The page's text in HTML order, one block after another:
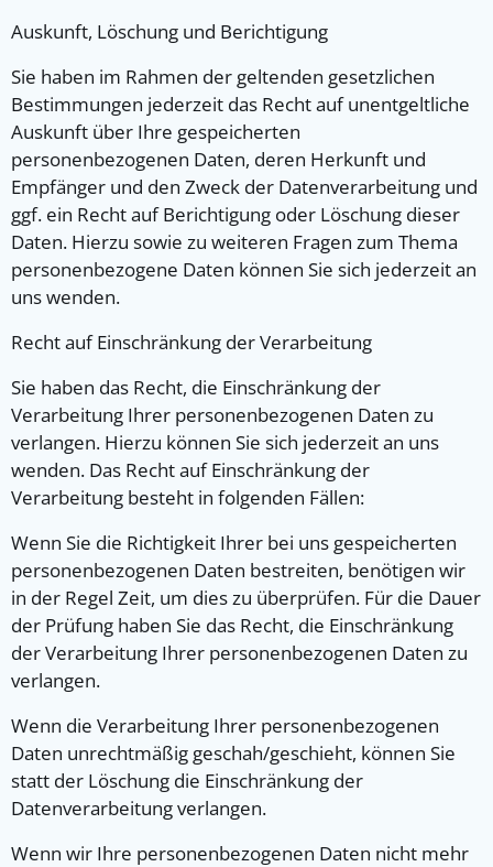
Auskunft, Löschung und Berichtigung
Sie haben im Rahmen der geltenden gesetzlichen
Bestimmungen jederzeit das Recht auf unentgeltliche
Auskunft über Ihre gespeicherten
personenbezogenen Daten, deren Herkunft und
Empfänger und den Zweck der Datenverarbeitung und
ggf. ein Recht auf Berichtigung oder Löschung dieser
Daten. Hierzu sowie zu weiteren Fragen zum Thema
personenbezogene Daten können Sie sich jederzeit an
uns wenden.
Recht auf Einschränkung der Verarbeitung
Sie haben das Recht, die Einschränkung der
Verarbeitung Ihrer personenbezogenen Daten zu
verlangen. Hierzu können Sie sich jederzeit an uns
wenden. Das Recht auf Einschränkung der
Verarbeitung besteht in folgenden Fällen:
Wenn Sie die Richtigkeit Ihrer bei uns gespeicherten
personenbezogenen Daten bestreiten, benötigen wir
in der Regel Zeit, um dies zu überprüfen. Für die Dauer
der Prüfung haben Sie das Recht, die Einschränkung
der Verarbeitung Ihrer personenbezogenen Daten zu
verlangen.
Wenn die Verarbeitung Ihrer personenbezogenen
Daten unrechtmäßig geschah/geschieht, können Sie
statt der Löschung die Einschränkung der
Datenverarbeitung verlangen.
Wenn wir Ihre personenbezogenen Daten nicht mehr